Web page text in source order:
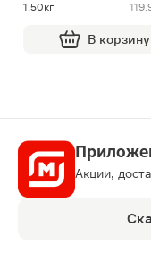
1.50кг
В корзину
Акции,